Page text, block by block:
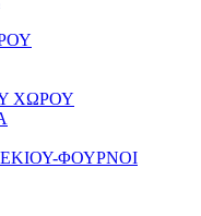
ΧΩΡΟΥ
ΦΟΥΡΝΟΙ